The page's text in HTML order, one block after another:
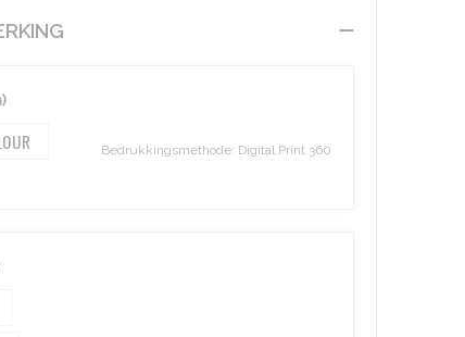
Bedrukkingsmethode: Digital Print 360